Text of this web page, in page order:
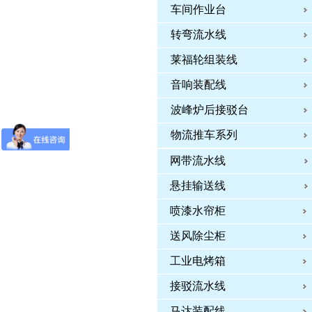
车间作业台
转弯流水线
莱福轮组装线
音响装配线
波峰炉后接驳台
物流推车系列
网带流水线
悬挂输送线
喷漆水帘柜
送风除尘柜
工业电烤箱
接驳流水线